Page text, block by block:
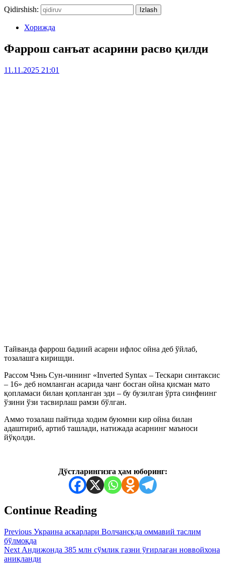
Qidirshish:
Хорижда
Фаррош санъат асарини расво қилди
11.11.2025 21:01
Тайванда фаррош бадиий асарни ифлос ойна деб ўйлаб,
тозалашга киришди.
Рассом Чэнь Сун-чининг «Inverted Syntax – Тескари синтаксис
– 16» деб номланган асарида чанг босган ойна қисман мато
қопламаси билан қопланган эди – бу бузилган ўрта синфнинг
ўзини ўзи тасвирлаш рамзи бўлган.
Аммо тозалаш пайтида ходим буюмни кир ойна билан
адаштириб, артиб ташлади, натижада асарнинг маъноси
йўқолди.
Дўстларингизга ҳам юборинг:
Continue Reading
Previous Украина аскарлари Волчанскда оммавий таслим
бўлмоқда
Next Андижонда 385 млн сўмлик газни ўғирлаган новвойхона
аниқланди